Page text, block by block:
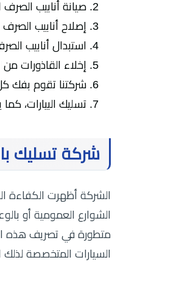
صيانة أنابيب
إصلاح أنابيب
استبدال أنابيب
إخلاء القاذورات
شركتنا تقوم بفك
تسليك البيارات،
شركة تسليك
الشركة أظهرت الكفاءة
الشوارع العمومية أو
متطورة في تصريف هذه
السيارات المتخصصة لذلك